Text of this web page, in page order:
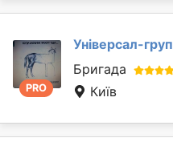
PRO
Універсал-груп
Бригада
Київ